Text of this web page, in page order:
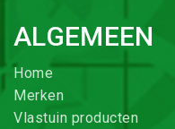
ALGEMEEN
Home
Merken
Vlastuin producten